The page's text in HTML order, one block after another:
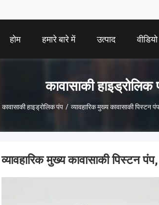
होम हमारे बारे में उत्पाद वीडियो
कावासाकी हाइड्रोलिक
कावासाकी हाइड्रोलिक पंप / व्यावहारिक मुख्य कावासाकी पिस्टन
व्यावहारिक मुख्य कावासाकी पिस्टन